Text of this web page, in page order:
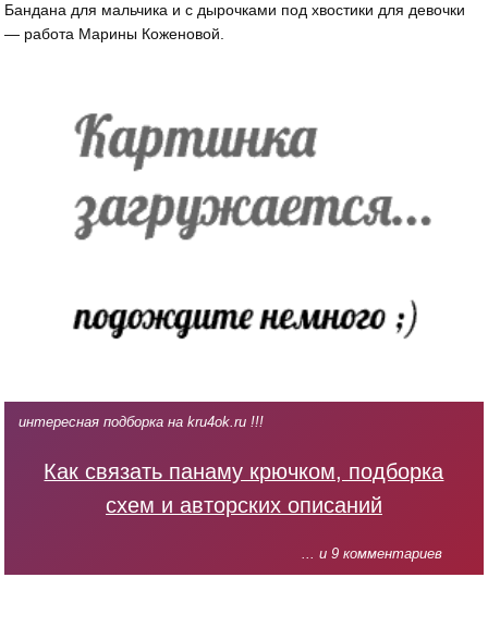
Бандана для мальчика и с дырочками под хвостики для девочки
— работа Марины Коженовой.
интересная подборка на kru4ok.ru !!!
Как связать панаму крючком, подборка
схем и авторских описаний
... и 9 комментариев